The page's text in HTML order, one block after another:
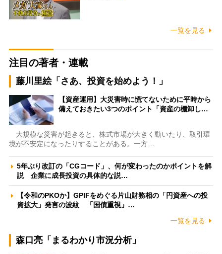
一覧を見る
注目の著者・連載
藤川里絵「さあ、投資を始めよう！」
【資産運用】大災害時に慌てないために平時から
備えておきたい3つのポイント「資産の棚卸し…
大規模な災害が起きると、株式市場が大きく動いたり、取引環
境が不安定になったりすることがある。一方…
5年ぶり改訂の「CGコード」、何が変わったのかポイントを解
説 企業に成長投資の具体的な説…
【令和のPKOか】GPIFをめぐる片山財務相の「円資産への投
資拡大」発言の波紋 「国債重視」…
一覧を見る
森口亮「まるわかり市況分析」